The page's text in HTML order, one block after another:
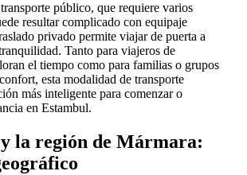
público, que requiere varios
resultar complicado con equipaje
privado permite viajar de puerta a
Tanto para viajeros de
el tiempo como para familias o grupos
esta modalidad de transporte
más inteligente para comenzar o
en Estambul.
la región de Mármara: